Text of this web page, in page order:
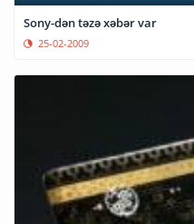
Sony-dən təzə xəbər var
25-02-2009